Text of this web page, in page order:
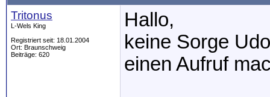
Tritonus
L-Wels King
Registriert seit: 18.01.2004
Ort: Braunschweig
Beiträge: 620
Hallo,
keine Sorge
einen Aufruf